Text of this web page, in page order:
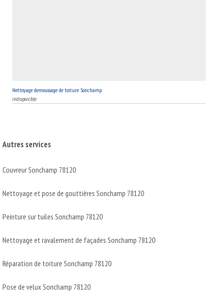
Nettoyage demoussage de toiture Sonchamp
indisponible
Autres services
Couvreur Sonchamp 78120
Nettoyage et pose de gouttières Sonchamp 78120
Peinture sur tuiles Sonchamp 78120
Nettoyage et ravalement de façades Sonchamp 78120
Réparation de toiture Sonchamp 78120
Pose de velux Sonchamp 78120